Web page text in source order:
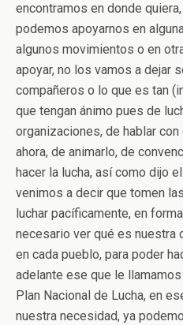
encontramos en donde
podemos apoyarnos en
algunos movimientos o en
apoyar, no los vamos a dejar
compañeros o lo que es tan
que tengan ánimo pues de
organizaciones, de hablar
ahora, de animarlo, de
hacer la lucha, así como dijo
venimos a decir que tomen
luchar pacíficamente, en
necesario ver qué es nuestra
en cada pueblo, para poder
adelante ese que le
Plan Nacional de Lucha, en
nuestra necesidad, ya